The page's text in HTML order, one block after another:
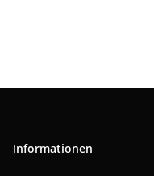
Informationen